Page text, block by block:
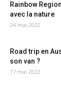
Rainbow
avec la nature
24 mai 2022
Road trip en
son van ?
17 mai 2022